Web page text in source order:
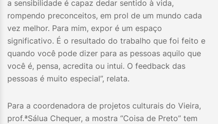
a sensibilidade é capaz dedar sentido à vida,
rompendo preconceitos, em prol de um mundo cada
vez melhor. Para mim, expor é um espaço
significativo. É o resultado do trabalho que foi feito e
quando você pode dizer para as pessoas aquilo que
você é, pensa, acredita ou intui. O feedback das
pessoas é muito especial”, relata.
Para a coordenadora de projetos culturais do Vieira,
prof.ªSálua Chequer, a mostra “Coisa de Preto” tem